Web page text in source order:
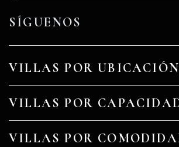
VILLAS POR UBICACIÓN
VILLAS POR
VILLAS POR
SÍGUENOS